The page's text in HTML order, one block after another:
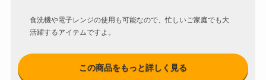
食洗機や電子レンジの使用も可能なので、忙しいご家庭でも大
活躍するアイテムですよ。
この商品をもっと詳しく見る